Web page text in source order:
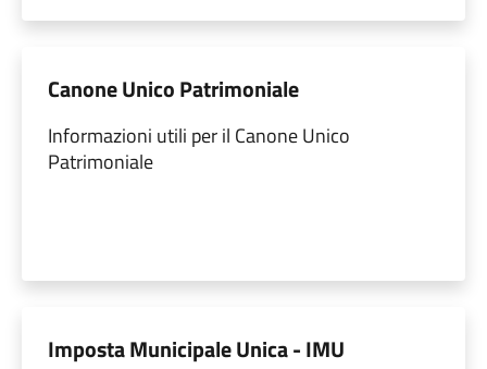
Canone Unico Patrimoniale
Informazioni utili per il Canone Unico
Patrimoniale
Imposta Municipale Unica - IMU